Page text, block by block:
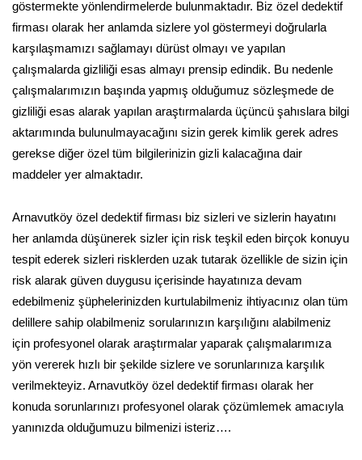
göstermekte yönlendirmelerde bulunmaktadır. Biz özel dedektif
firması olarak her anlamda sizlere yol göstermeyi doğrularla
karşılaşmamızı sağlamayı dürüst olmayı ve yapılan
çalışmalarda gizliliği esas almayı prensip edindik. Bu nedenle
çalışmalarımızın başında yapmış olduğumuz sözleşmede de
gizliliği esas alarak yapılan araştırmalarda üçüncü şahıslara bilgi
aktarımında bulunulmayacağını sizin gerek kimlik gerek adres
gerekse diğer özel tüm bilgilerinizin gizli kalacağına dair
maddeler yer almaktadır.
Arnavutköy özel dedektif firması biz sizleri ve sizlerin hayatını
her anlamda düşünerek sizler için risk teşkil eden birçok konuyu
tespit ederek sizleri risklerden uzak tutarak özellikle de sizin için
risk alarak güven duygusu içerisinde hayatınıza devam
edebilmeniz şüphelerinizden kurtulabilmeniz ihtiyacınız olan tüm
delillere sahip olabilmeniz sorularınızın karşılığını alabilmeniz
için profesyonel olarak araştırmalar yaparak çalışmalarımıza
yön vererek hızlı bir şekilde sizlere ve sorunlarınıza karşılık
verilmekteyiz. Arnavutköy özel dedektif firması olarak her
konuda sorunlarınızı profesyonel olarak çözümlemek amacıyla
yanınızda olduğumuzu bilmenizi isteriz….